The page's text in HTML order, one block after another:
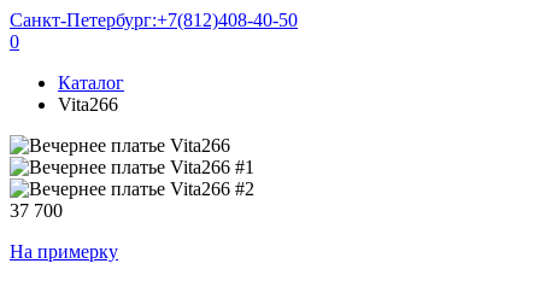
Санкт-Петербург:+7(812)408-40-50
0
Каталог
Vita266
37 700
На примерку